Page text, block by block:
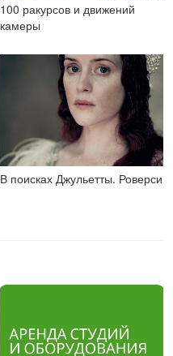
100 ракурсов и движений
камеры
В поисках Джульетты. Роверси